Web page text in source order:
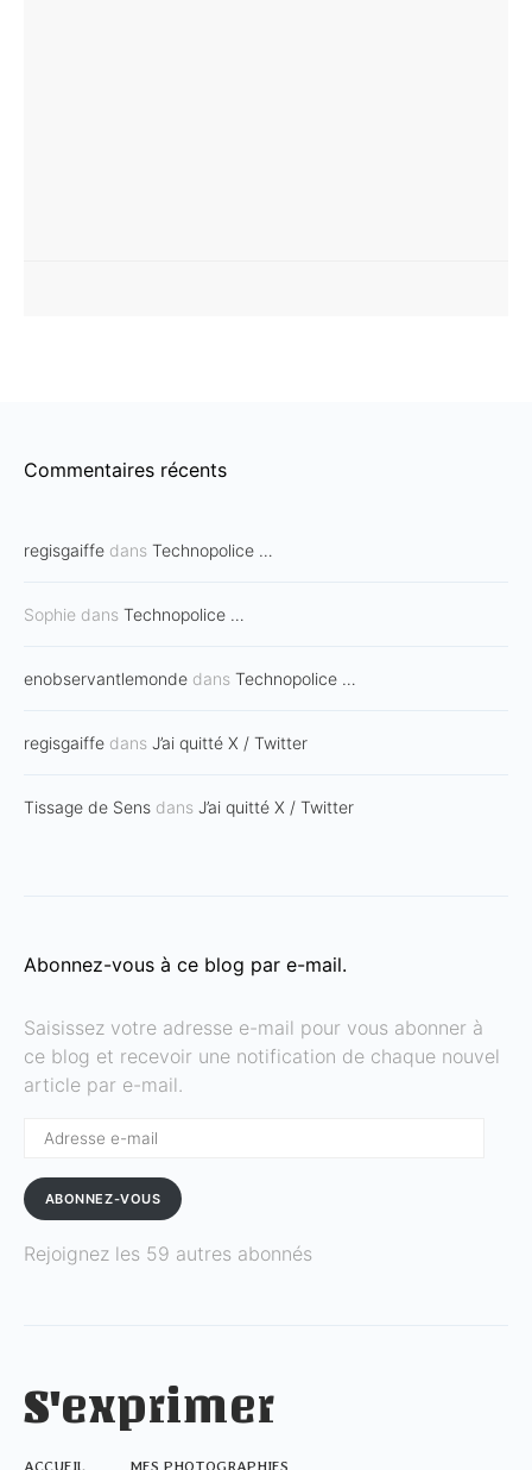
Commentaires récents
regisgaiffe dans Technopolice …
Sophie dans Technopolice …
enobservantlemonde dans Technopolice …
regisgaiffe dans J’ai quitté X / Twitter
Tissage de Sens dans J’ai quitté X / Twitter
Abonnez-vous à ce blog par e-mail.
Saisissez votre adresse e-mail pour vous abonner à
ce blog et recevoir une notification de chaque nouvel
article par e-mail.
ABONNEZ-VOUS
Rejoignez les 59 autres abonnés
S'exprimer
ACCUEIL MES PHOTOGRAPHIES